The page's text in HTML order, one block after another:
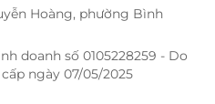
Hoàng, phường Bình
doanh số 0105228259 - Do
ngày 07/05/2025